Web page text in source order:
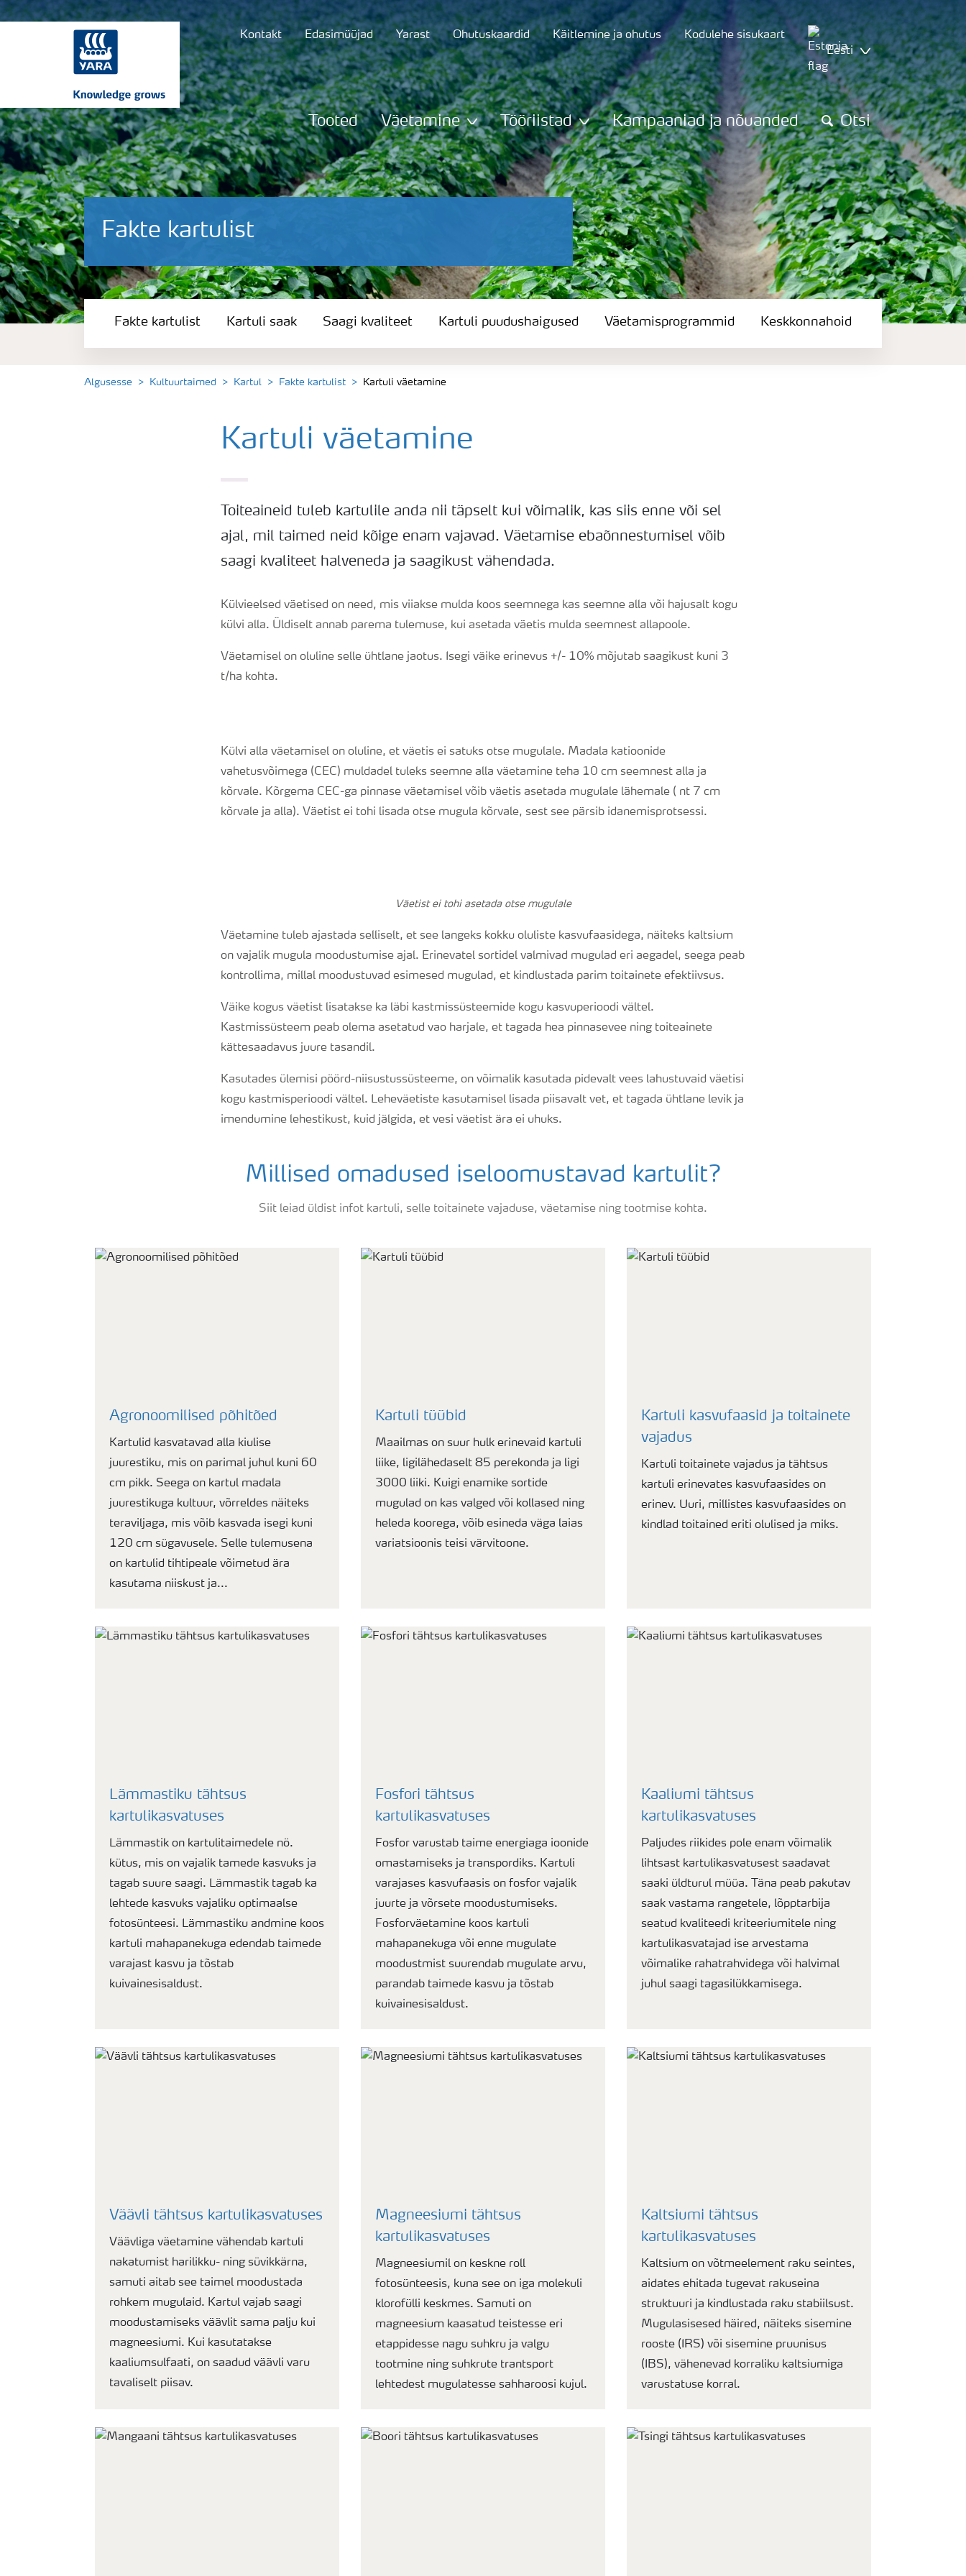
Kontakt Edasimüüjad Yarast Ohutuskaardid Käitlemine ja ohutus
Kodulehe sisukaart
Eesti
Tooted Väetamine Tööriistad Kampaaniad ja nõuanded Otsi
Fakte kartulist
Fakte kartulist
Saagi kvaliteet
Kartuli puudushaigused
Fakte kartulist Kartuli saak Saagi kvaliteet Kartuli puudushaigused Väetamisprogrammid Keskkonnahoid
Algusesse Kultuurtaimed Kartul Fakte kartulist Kartuli väetamine
Kartuli väetamine
Toiteaineid tuleb kartulile anda nii täpselt kui võimalik, kas siis enne või sel
ajal, mil taimed neid kõige enam vajavad. Väetamise ebaõnnestumisel võib
saagi kvaliteet halveneda ja saagikust vähendada.
Külvieelsed väetised on need, mis viiakse mulda koos seemnega kas seemne alla või hajusalt kogu
külvi alla. Üldiselt annab parema tulemuse, kui asetada väetis mulda seemnest allapoole.
Väetamisel on oluline selle ühtlane jaotus. Isegi väike erinevus +/- 10% mõjutab saagikust kuni 3
t/ha kohta.
Külvi alla väetamisel on oluline, et väetis ei satuks otse mugulale. Madala katioonide
vahetusvõimega (CEC) muldadel tuleks seemne alla väetamine teha 10 cm seemnest alla ja
kõrvale. Kõrgema CEC-ga pinnase väetamisel võib väetis asetada mugulale lähemale ( nt 7 cm
kõrvale ja alla). Väetist ei tohi lisada otse mugula kõrvale, sest see pärsib idanemisprotsessi.
Väetist ei tohi asetada otse mugulale
Väetamine tuleb ajastada selliselt, et see langeks kokku oluliste kasvufaasidega, näiteks kaltsium
on vajalik mugula moodustumise ajal. Erinevatel sortidel valmivad mugulad eri aegadel, seega peab
kontrollima, millal moodustuvad esimesed mugulad, et kindlustada parim toitainete efektiivsus.
Väike kogus väetist lisatakse ka läbi kastmissüsteemide kogu kasvuperioodi vältel.
Kastmissüsteem peab olema asetatud vao harjale, et tagada hea pinnasevee ning toiteainete
kättesaadavus juure tasandil.
Kasutades ülemisi pöörd-niisustussüsteeme, on võimalik kasutada pidevalt vees lahustuvaid väetisi
kogu kastmisperioodi vältel. Leheväetiste kasutamisel lisada piisavalt vet, et tagada ühtlane levik ja
imendumine lehestikust, kuid jälgida, et vesi väetist ära ei uhuks.
Millised omadused iseloomustavad kartulit?
Siit leiad üldist infot kartuli, selle toitainete vajaduse, väetamise ning tootmise kohta.
Agronoomilised põhitõed
Kartulid kasvatavad alla kiulise
juurestiku, mis on parimal juhul kuni 60
cm pikk. Seega on kartul madala
juurestikuga kultuur, võrreldes näiteks
teraviljaga, mis võib kasvada isegi kuni
120 cm sügavusele. Selle tulemusena
on kartulid tihtipeale võimetud ära
kasutama niiskust ja...
Kartuli tüübid
Maailmas on suur hulk erinevaid kartuli
liike, ligilähedaselt 85 perekonda ja ligi
3000 liiki. Kuigi enamike sortide
mugulad on kas valged või kollased ning
heleda koorega, võib esineda väga laias
variatsioonis teisi värvitoone.
Kartuli kasvufaasid ja toitainete
vajadus
Kartuli toitainete vajadus ja tähtsus
kartuli erinevates kasvufaasides on
erinev. Uuri, millistes kasvufaasides on
kindlad toitained eriti olulised ja miks.
Lämmastiku tähtsus
kartulikasvatuses
Lämmastik on kartulitaimedele nö.
kütus, mis on vajalik tamede kasvuks ja
tagab suure saagi. Lämmastik tagab ka
lehtede kasvuks vajaliku optimaalse
fotosünteesi. Lämmastiku andmine koos
kartuli mahapanekuga edendab taimede
varajast kasvu ja tõstab
kuivainesisaldust.
Fosfori tähtsus
kartulikasvatuses
Fosfor varustab taime energiaga ioonide
omastamiseks ja transpordiks. Kartuli
varajases kasvufaasis on fosfor vajalik
juurte ja võrsete moodustumiseks.
Fosforväetamine koos kartuli
mahapanekuga või enne mugulate
moodustmist suurendab mugulate arvu,
parandab taimede kasvu ja tõstab
kuivainesisaldust.
Kaaliumi tähtsus
kartulikasvatuses
Paljudes riikides pole enam võimalik
lihtsast kartulikasvatusest saadavat
saaki üldturul müüa. Täna peab pakutav
saak vastama rangetele, lõpptarbija
seatud kvaliteedi kriteeriumitele ning
kartulikasvatajad ise arvestama
võimalike rahatrahvidega või halvimal
juhul saagi tagasilükkamisega.
Väävli tähtsus kartulikasvatuses
Väävliga väetamine vähendab kartuli
nakatumist harilikku- ning süvikkärna,
samuti aitab see taimel moodustada
rohkem mugulaid. Kartul vajab saagi
moodustamiseks väävlit sama palju kui
magneesiumi. Kui kasutatakse
kaaliumsulfaati, on saadud väävli varu
tavaliselt piisav.
Magneesiumi tähtsus
kartulikasvatuses
Magneesiumil on keskne roll
fotosünteesis, kuna see on iga molekuli
klorofülli keskmes. Samuti on
magneesium kaasatud teistesse eri
etappidesse nagu suhkru ja valgu
tootmine ning suhkrute trantsport
lehtedest mugulatesse sahharoosi kujul.
Kaltsiumi tähtsus
kartulikasvatuses
Kaltsium on võtmeelement raku seintes,
aidates ehitada tugevat rakuseina
struktuuri ja kindlustada raku stabiilsust.
Mugulasisesed häired, näiteks sisemine
rooste (IRS) või sisemine pruunisus
(IBS), vähenevad korraliku kaltsiumiga
varustatuse korral.